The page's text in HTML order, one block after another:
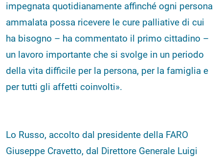
impegnata quotidianamente affinché ogni persona
ammalata possa ricevere le cure palliative di cui
ha bisogno – ha commentato il primo cittadino –
un lavoro importante che si svolge in un periodo
della vita difficile per la persona, per la famiglia e
per tutti gli affetti coinvolti».
Lo Russo, accolto dal presidente della FARO
Giuseppe Cravetto, dal Direttore Generale Luigi